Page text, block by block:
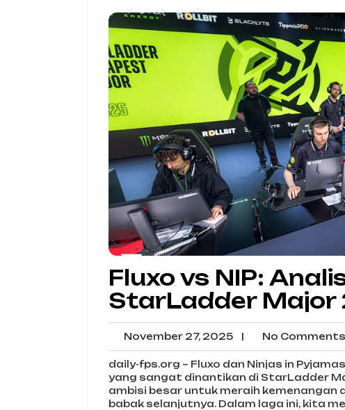
Fluxo vs NIP:
StarLadder Major
November 27, 2025November
27,
2025
| No Comments
daily-fps.org – Fluxo dan Ninjas in
yang sangat dinantikan di StarLadder
ambisi besar untuk meraih
babak selanjutnya. Dalam laga ini, kita